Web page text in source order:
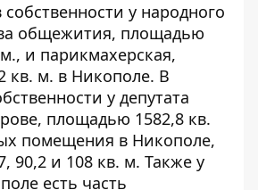
у народного
общежития, площадью
и парикмахерская,
кв. м. в Никополе. В
у депутата
площадью 1582,8 кв.
помещения в Никополе,
90,2 и 108 кв. м. Также у
есть часть